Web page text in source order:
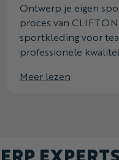
Ontwerp je eigen
proces van
sportkleding voor
professionele
Meer lezen